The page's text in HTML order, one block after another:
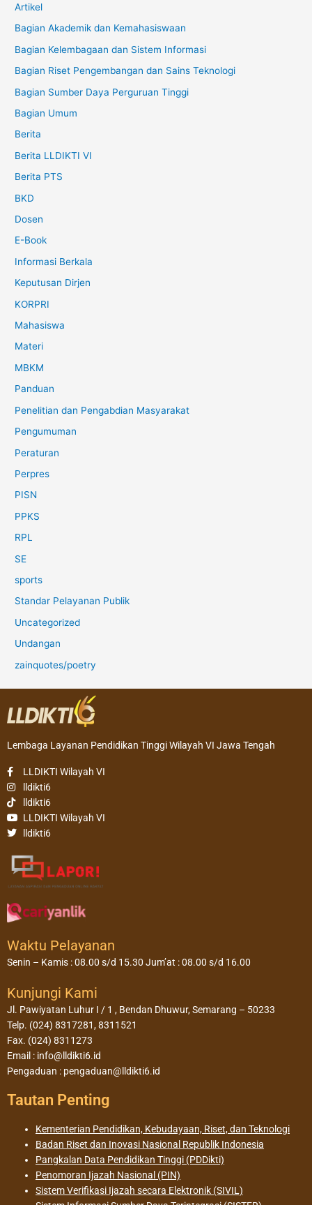
Artikel
Bagian Akademik dan Kemahasiswaan
Bagian Kelembagaan dan Sistem Informasi
Bagian Riset Pengembangan dan Sains Teknologi
Bagian Sumber Daya Perguruan Tinggi
Bagian Umum
Berita
Berita LLDIKTI VI
Berita PTS
BKD
Dosen
E-Book
Informasi Berkala
Keputusan Dirjen
KORPRI
Mahasiswa
Materi
MBKM
Panduan
Penelitian dan Pengabdian Masyarakat
Pengumuman
Peraturan
Perpres
PISN
PPKS
RPL
SE
sports
Standar Pelayanan Publik
Uncategorized
Undangan
zainquotes/poetry
Lembaga Layanan Pendidikan Tinggi Wilayah VI Jawa Tengah
LLDIKTI Wilayah VI
lldikti6
lldikti6
LLDIKTI Wilayah VI
lldikti6
Waktu Pelayanan
Senin – Kamis : 08.00 s/d 15.30 Jum’at : 08.00 s/d 16.00
Kunjungi Kami
Jl. Pawiyatan Luhur I / 1 , Bendan Dhuwur, Semarang – 50233
Telp. (024) 8317281, 8311521
Fax. (024) 8311273
Email : info@lldikti6.id
Pengaduan : pengaduan@lldikti6.id
Tautan Penting
Kementerian Pendidikan, Kebudayaan, Riset, dan Teknologi
Badan Riset dan Inovasi Nasional Republik Indonesia
Pangkalan Data Pendidikan Tinggi (PDDikti)
Penomoran Ijazah Nasional (PIN)
Sistem Verifikasi Ijazah secara Elektronik (SIVIL)